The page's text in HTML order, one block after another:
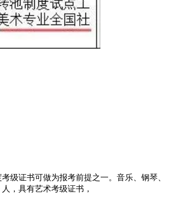
级证书可做为报考前提之一。音乐、钢琴、
，具有艺术考级证书，